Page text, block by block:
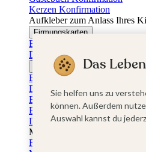
Kerzen Konfirmation
Aufkleber zum Anlass Ihres
Firmungskarten
Einladungskarten Firmung
Dankeskarten Firmung
Jugendweihekarten
Einladungskarten Jugendweihe
Dankeskarten Jugendweihe
Einschulungskarten
Einladungskarten Einschulung
Danksagung Einschulung
Muttertag
Fotogeschenke Muttertag
Das
Sie helfen uns zu
können. Außerdem
Auswahl kannst du